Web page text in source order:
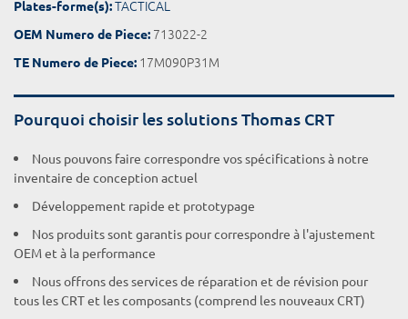
Plates-forme(s):TACTICAL
OEM Numero de Piece: 713022-2
TE Numero de Piece: 17M090P31M
Pourquoi choisir les solutions Thomas CRT
Nous pouvons faire correspondre vos spécifications à notre
inventaire de conception actuel
Développement rapide et prototypage
Nos produits sont garantis pour correspondre à l'ajustement
OEM et à la performance
Nous offrons des services de réparation et de révision pour
tous les CRT et les composants (comprend les nouveaux CRT)